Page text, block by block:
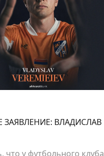
ВЛАДИСЛАВ
у футбольного клуба